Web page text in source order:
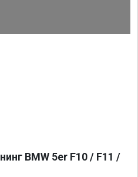
BMW 5er F10 / F11 /